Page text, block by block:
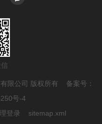
限公司 版权所有 备案号：
号-4
登录 sitemap.xml